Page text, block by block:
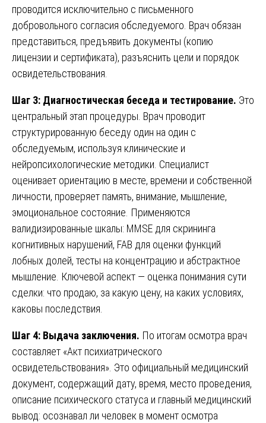
проводится исключительно с письменного
добровольного согласия обследуемого. Врач обязан
представиться, предъявить документы (копию
лицензии и сертификата), разъяснить цели и порядок
освидетельствования.
Шаг 3: Диагностическая беседа и тестирование. Это
центральный этап процедуры. Врач проводит
структурированную беседу один на один с
обследуемым, используя клинические и
нейропсихологические методики. Специалист
оценивает ориентацию в месте, времени и собственной
личности, проверяет память, внимание, мышление,
эмоциональное состояние. Применяются
валидизированные шкалы: MMSE для скрининга
когнитивных нарушений, FAB для оценки функций
лобных долей, тесты на концентрацию и абстрактное
мышление. Ключевой аспект — оценка понимания сути
сделки: что продаю, за какую цену, на каких условиях,
каковы последствия.
Шаг 4: Выдача заключения. По итогам осмотра врач
составляет «Акт психиатрического
освидетельствования». Это официальный медицинский
документ, содержащий дату, время, место проведения,
описание психического статуса и главный медицинский
вывод: осознавал ли человек в момент осмотра